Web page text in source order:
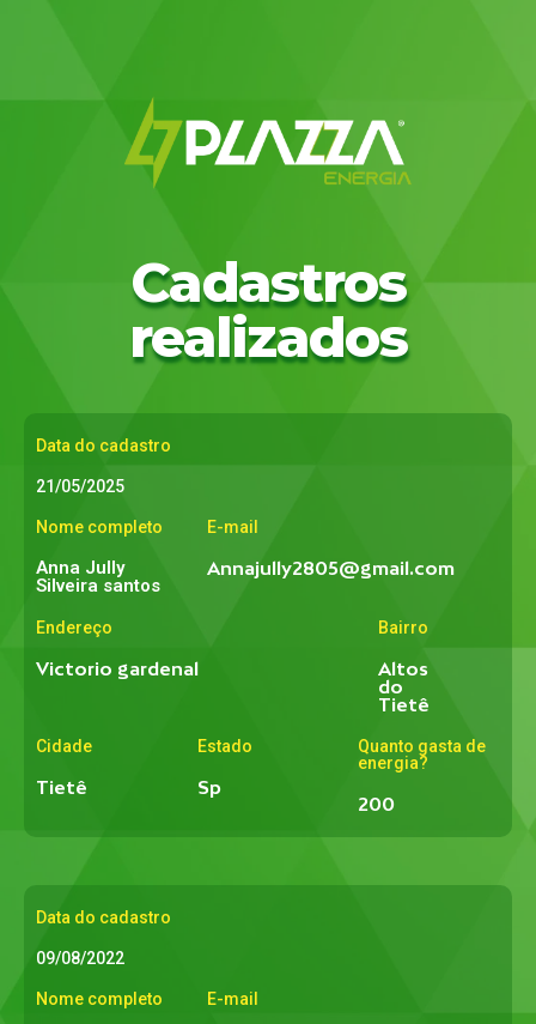
Cadastros
realizados
Data do cadastro
21/05/2025
Nome completo
Anna Jully
Silveira santos
E-mail
Annajully2805@gmail.com
Endereço
Victorio gardenal
Bairro
Altos
do
Tietê
Cidade
Tietê
Estado
Sp
Quanto gasta de
energia?
200
Data do cadastro
09/08/2022
Nome completo E-mail